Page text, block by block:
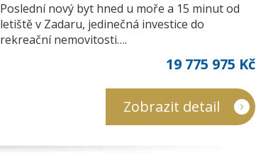
Poslední nový byt hned u moře a 15 minut od
letiště v Zadaru, jedinečná investice do
rekreační nemovitosti….
19 775 975 Kč
Zobrazit detail